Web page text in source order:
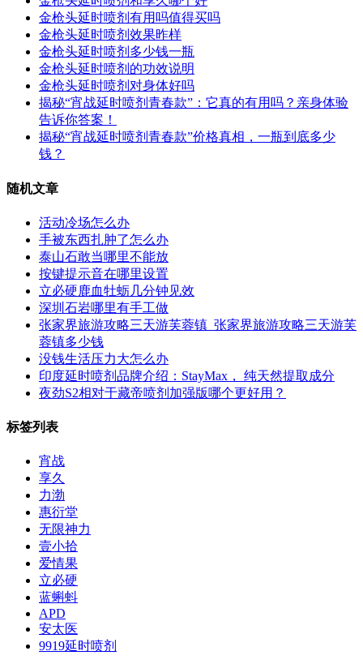
金枪头延时喷剂有用吗值得买吗
金枪头延时喷剂效果昨样
金枪头延时喷剂多少钱一瓶
金枪头延时喷剂的功效说明
金枪头延时喷剂对身体好吗
揭秘“宵战延时喷剂青春款”：它真的有用吗？亲身体验
告诉你答案！
揭秘“宵战延时喷剂青春款”价格真相，一瓶到底多少
钱？
随机文章
活动冷场怎么办
手被东西扎肿了怎么办
泰山石敢当哪里不能放
按键提示音在哪里设置
立必硬鹿血牡蛎几分钟见效
深圳石岩哪里有手工做
张家界旅游攻略三天游芙蓉镇_张家界旅游攻略三天游芙
蓉镇多少钱
没钱生活压力大怎么办
印度延时喷剂品牌介绍：StayMax， 纯天然提取成分
夜劲S2相对于藏帝喷剂加强版哪个更好用？
标签列表
宵战
享久
力渤
惠衍堂
无限神力
壹小拾
爱情果
立必硬
蓝蝌蚪
APD
安太医
9919延时喷剂